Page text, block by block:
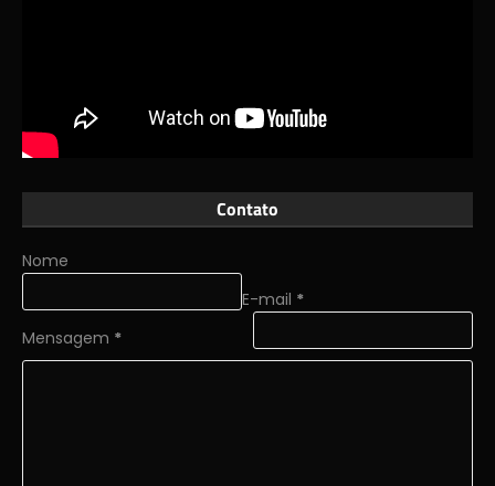
Contato
Nome
E-mail *
Mensagem *